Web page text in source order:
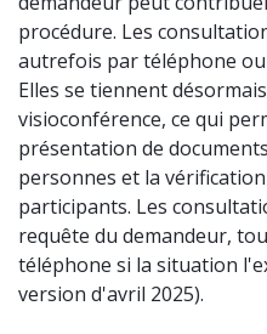
procédure. Les
autrefois par téléphone
Elles se tiennent
visioconférence, ce qui
présentation de
personnes et la
participants. Les
requête du demandeur,
téléphone si la situation
version d'avril 2025).